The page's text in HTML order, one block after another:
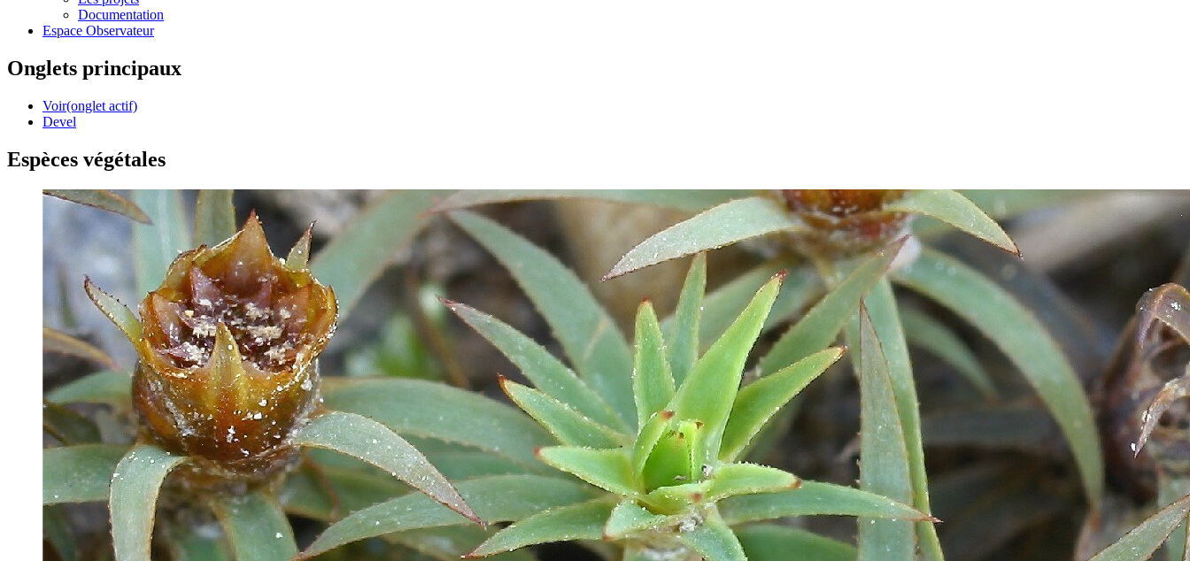
Documentation
Espace Observateur
Onglets principaux
Voir(onglet actif)
Devel
Espèces végétales